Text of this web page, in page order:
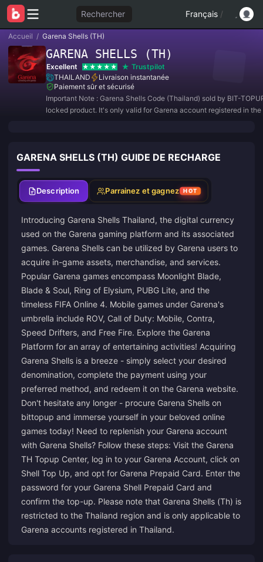
Rechercher Français /
Accueil / Garena Shells (TH)
GARENA SHELLS (TH)
Excellent
Trustpilot
THAILAND
Livraison instantanée
Paiement sûr et sécurisé
Important Note : Garena Shells Code (Thailand) sold by BIT-
locked product. It's only valid for Garena account registered in the
GARENA SHELLS (TH) GUIDE DE RECHARGE
Description Parrainez et gagnez HOT
Introducing Garena Shells Thailand, the digital currency
used on the Garena gaming platform and its associated
games. Garena Shells can be utilized by Garena users to
acquire in-game assets, merchandise, and services.
Popular Garena games encompass Moonlight Blade,
Blade & Soul, Ring of Elysium, PUBG Lite, and the
timeless FIFA Online 4. Mobile games under Garena's
umbrella include ROV, Call of Duty: Mobile, Contra,
Speed Drifters, and Free Fire. Explore the Garena
Platform for an array of entertaining activities! Acquiring
Garena Shells is a breeze - simply select your desired
denomination, complete the payment using your
preferred method, and redeem it on the Garena website.
Don't hesitate any longer - procure Garena Shells on
bittopup and immerse yourself in your beloved online
games today! Need to replenish your Garena account
with Garena Shells? Follow these steps: Visit the Garena
TH Topup Center, log in to your Garena Account, click on
Shell Top Up, and opt for Garena Prepaid Card. Enter the
password for your Garena Shell Prepaid Card and
confirm the top-up. Please note that Garena Shells (Th) is
restricted to the Thailand region and is only applicable to
Garena accounts registered in Thailand.